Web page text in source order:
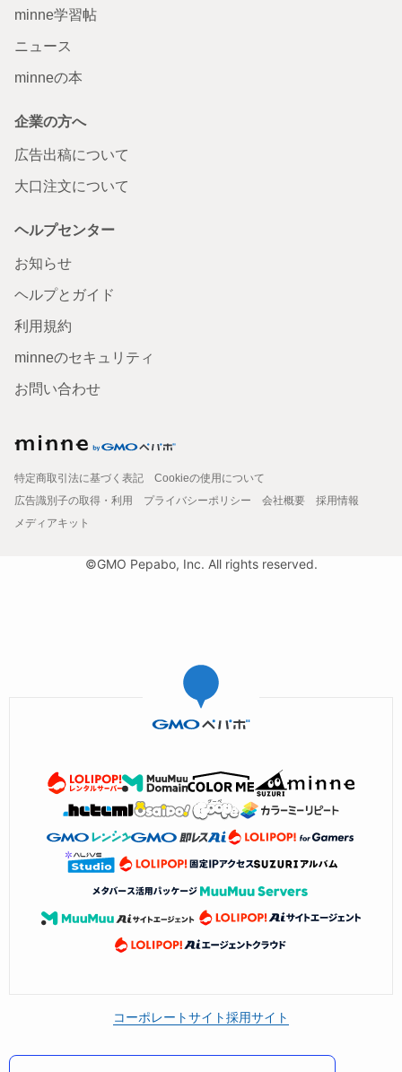
minne学習帖
ニュース
minneの本
企業の方へ
広告出稿について
大口注文について
ヘルプセンター
お知らせ
ヘルプとガイド
利用規約
minneのセキュリティ
お問い合わせ
特定商取引法に基づく表記
Cookieの使用について
広告識別子の取得・利用
プライバシーポリシー 会社概要
採用情報
メディアキット
©GMO Pepabo, Inc. All rights reserved.
コーポレートサイト採用サイト